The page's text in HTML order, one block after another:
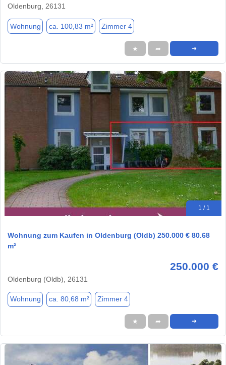
Oldenburg, 26131
Wohnung ca. 100,83 m² Zimmer 4
★ ➦ ➜
1 / 1
Wohnung zum Kaufen in Oldenburg (Oldb) 250.000 € 80.68
m²
250.000 €
Oldenburg (Oldb), 26131
Wohnung ca. 80,68 m² Zimmer 4
★ ➦ ➜